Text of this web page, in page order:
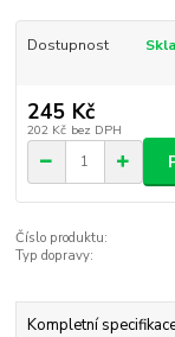
Dostupnost
245 Kč
202 Kč bez DPH
Číslo produktu:
Typ dopravy:
Kompletní